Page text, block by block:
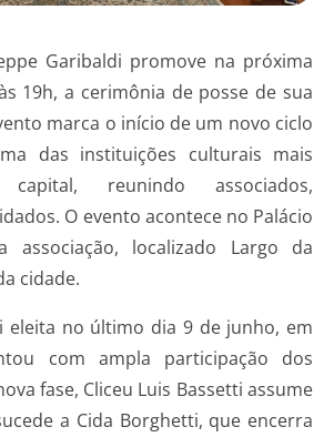
Garibaldi promove na próxima
19h, a cerimônia de posse de sua
marca o início de um novo ciclo
das instituições culturais mais
reunindo associados,
O evento acontece no Palácio
associação, localizado Largo da
cidade.
eleita no último dia 9 de junho, em
com ampla participação dos
fase, Cliceu Luis Bassetti assume
a Cida Borghetti, que encerra